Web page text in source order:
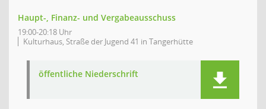
Haupt-, Finanz- und Vergabeausschuss
19:00-20:18 Uhr
Kulturhaus, Straße der Jugend 41 in Tangerhütte
öffentliche Niederschrift